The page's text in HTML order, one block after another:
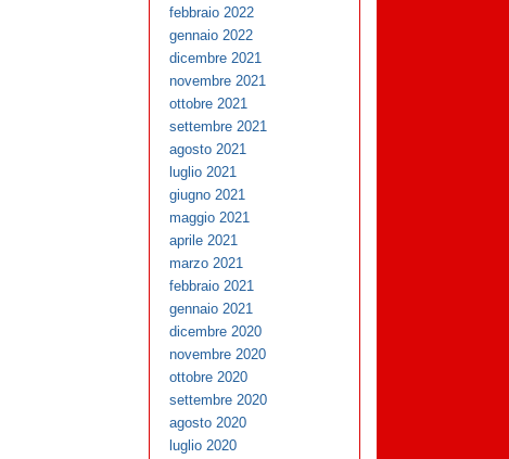
febbraio 2022
gennaio 2022
dicembre 2021
novembre 2021
ottobre 2021
settembre 2021
agosto 2021
luglio 2021
giugno 2021
maggio 2021
aprile 2021
marzo 2021
febbraio 2021
gennaio 2021
dicembre 2020
novembre 2020
ottobre 2020
settembre 2020
agosto 2020
luglio 2020